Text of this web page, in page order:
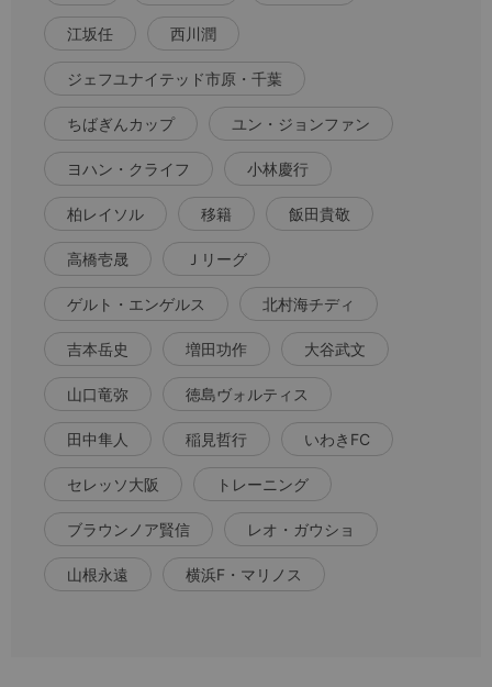
江坂任 西川潤
ジェフユナイテッド市原・千葉
ちばぎんカップ ユン・ジョンファン
ヨハン・クライフ 小林慶行
柏レイソル 移籍 飯田貴敬
高橋壱晟 Ｊリーグ
ゲルト・エンゲルス 北村海チディ
吉本岳史 増田功作 大谷武文
山口竜弥 徳島ヴォルティス
田中隼人 稲見哲行 いわきFC
セレッソ大阪 トレーニング
ブラウンノア賢信 レオ・ガウショ
山根永遠 横浜F・マリノス